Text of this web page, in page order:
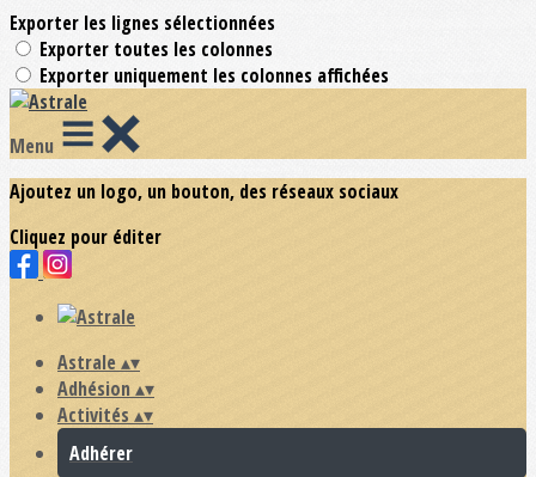
Exporter les lignes sélectionnées
Exporter toutes les colonnes
Exporter uniquement les colonnes affichées
Menu
Ajoutez un logo, un bouton, des réseaux sociaux
Cliquez pour éditer
Astrale ▴▾
Adhésion▴▾
Activités ▴▾
Adhérer